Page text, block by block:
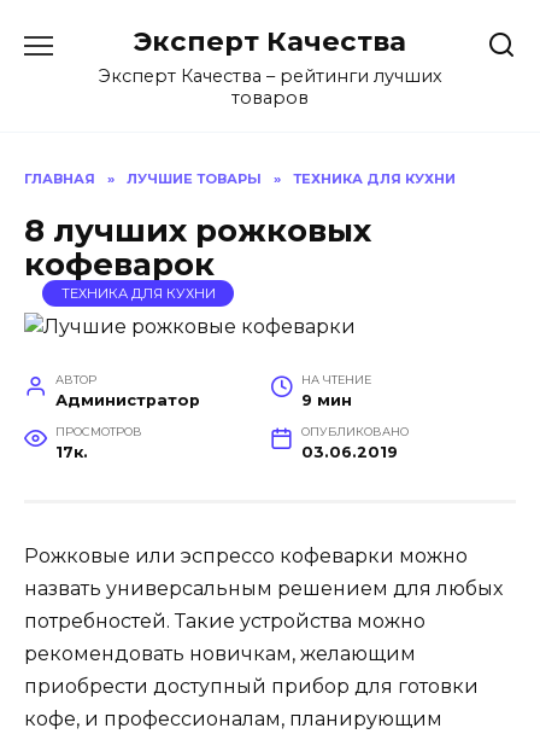
содержанию
Эксперт Качества
Эксперт Качества – рейтинги лучших
товаров
ГЛАВНАЯ » ЛУЧШИЕ ТОВАРЫ » ТЕХНИКА ДЛЯ КУХНИ
8 лучших рожковых
кофеварок
ТЕХНИКА ДЛЯ КУХНИ
АВТОР
Администратор
НА ЧТЕНИЕ
9 мин
ПРОСМОТРОВ
17к.
ОПУБЛИКОВАНО
03.06.2019
Рожковые или эспрессо кофеварки можно
назвать универсальным решением для любых
потребностей. Такие устройства можно
рекомендовать новичкам, желающим
приобрести доступный прибор для готовки
кофе, и профессионалам, планирующим